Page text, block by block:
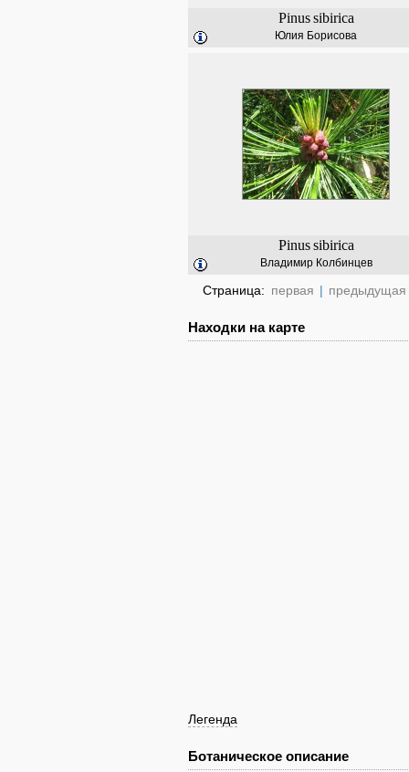
Pinus sibirica
Юлия Борисова
Pinus sibirica
Владимир Колбинцев
Страница: первая | предыдущая
Находки на карте
Легенда
Ботаническое описание